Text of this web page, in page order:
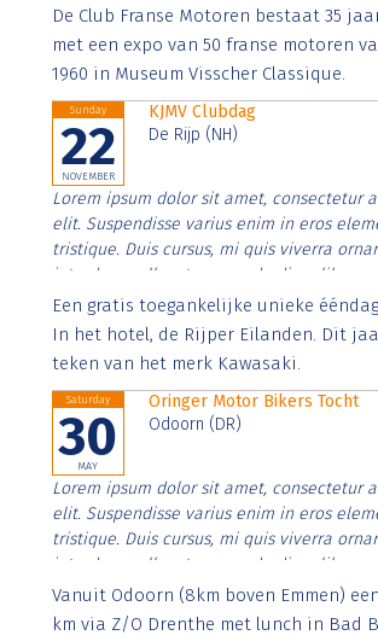
Aenean faucibus nibh et justo cursus id
imperdiet. Nunc ut sem vitae risus tristique
De Club Franse Motoren bestaat 35
met een expo van 50 franse motoren
1960 in Museum Visscher Classique.
Sunday
22
NOVEMBER
KJMV Clubdag
De Rijp (NH)
Lorem ipsum dolor sit amet, consectetur
elit. Suspendisse varius enim in eros
tristique. Duis cursus, mi quis viverra
interdum nulla, ut commodo diam libero
Aenean faucibus nibh et justo cursus id
imperdiet. Nunc ut sem vitae risus tristique
Een gratis toegankelijke unieke
In het hotel, de Rijper Eilanden. Dit
teken van het merk Kawasaki.
Saturday
30
MAY
Oringer Motor Bikers Tocht
Odoorn (DR)
Lorem ipsum dolor sit amet, consectetur
elit. Suspendisse varius enim in eros
tristique. Duis cursus, mi quis viverra
interdum nulla, ut commodo diam libero
Aenean faucibus nibh et justo cursus id
imperdiet. Nunc ut sem vitae risus tristique
Vanuit Odoorn (8km boven Emmen)
km via Z/O Drenthe met lunch in Bad